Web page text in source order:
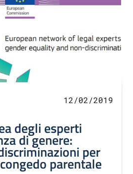
12/02/2019
degli esperti
di genere:
per
parentale